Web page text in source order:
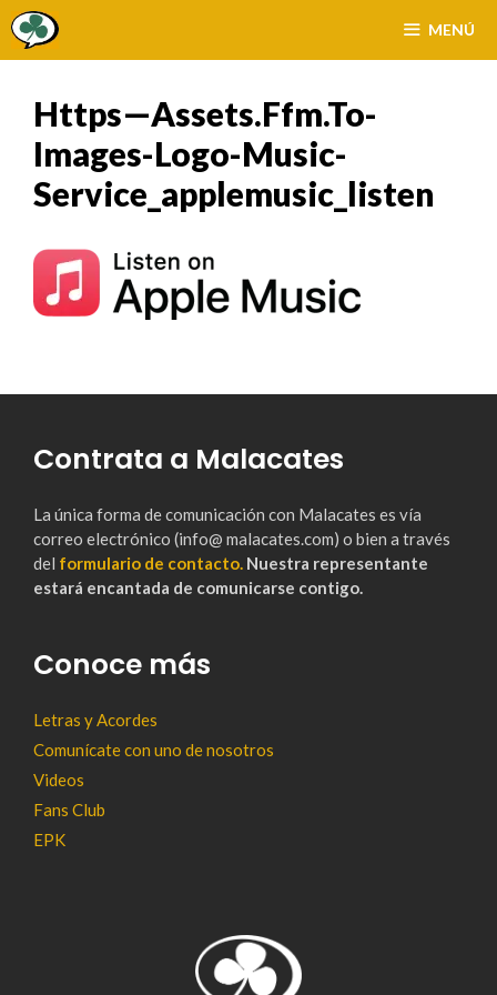
Saltar
MENÚ
Https—Assets.ffm.to-
Images-Logo-Music-
Service_applemusic_listen
Contrata a Malacates
La única forma de comunicación con Malacates es vía
correo electrónico (info@ malacates.com) o bien a través
del formulario de contacto. Nuestra representante
estará encantada de comunicarse contigo.
Conoce más
Letras y Acordes
Comunícate con uno de nosotros
Videos
Fans Club
EPK